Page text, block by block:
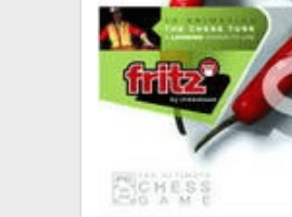
XZONE KLUB
TCG & BOARDGAME HUB
VÝKUP HER (BAZAR)